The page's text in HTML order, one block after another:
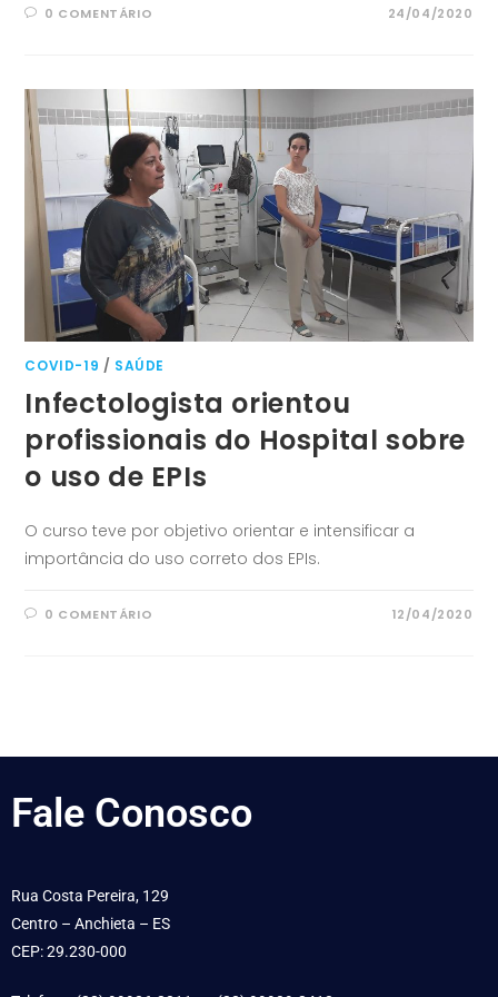
0 COMENTÁRIO 24/04/2020
COVID-19 / SAÚDE
Infectologista orientou
profissionais do Hospital sobre
o uso de EPIs
O curso teve por objetivo orientar e intensificar a
importância do uso correto dos EPIs.
0 COMENTÁRIO 12/04/2020
Fale Conosco
Rua Costa Pereira, 129
Centro – Anchieta – ES
CEP: 29.230-000